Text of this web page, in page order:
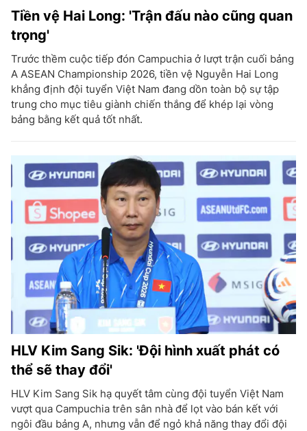
Tiền vệ Hai Long: 'Trận đấu nào cũng quan
trọng'
Trước thềm cuộc tiếp đón Campuchia ở lượt trận cuối bảng
A ASEAN Championship 2026, tiền vệ Nguyễn Hai Long
khẳng định đội tuyển Việt Nam đang dồn toàn bộ sự tập
trung cho mục tiêu giành chiến thắng để khép lại vòng
bảng bằng kết quả tốt nhất.
HLV Kim Sang Sik: 'Đội hình xuất phát có
thể sẽ thay đổi'
HLV Kim Sang Sik hạ quyết tâm cùng đội tuyển Việt Nam
vượt qua Campuchia trên sân nhà để lọt vào bán kết với
ngôi đầu bảng A, nhưng vẫn để ngỏ khả năng thay đổi đội